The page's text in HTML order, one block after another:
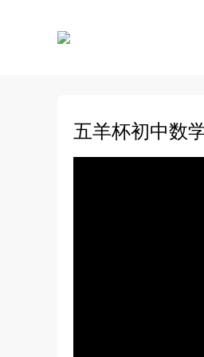
五羊杯初中数